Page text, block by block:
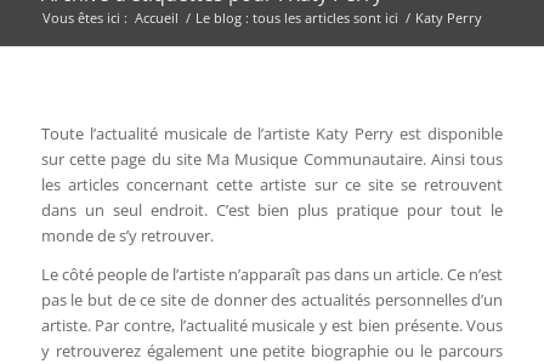
Vous êtes ici : Accueil / Le blog : tous les articles sont ici / Katy Perry
Toute l’actualité musicale de l’artiste Katy Perry est disponible
sur cette page du site Ma Musique Communautaire. Ainsi tous
les articles concernant cette artiste sur ce site se retrouvent
dans un seul endroit. C’est bien plus pratique pour tout le
monde de s’y retrouver.
Le côté people de l’artiste n’apparaît pas dans un article. Ce n’est
pas le but de ce site de donner des actualités personnelles d’un
artiste. Par contre, l’actualité musicale y est bien présente. Vous
y retrouverez également une petite biographie ou le parcours